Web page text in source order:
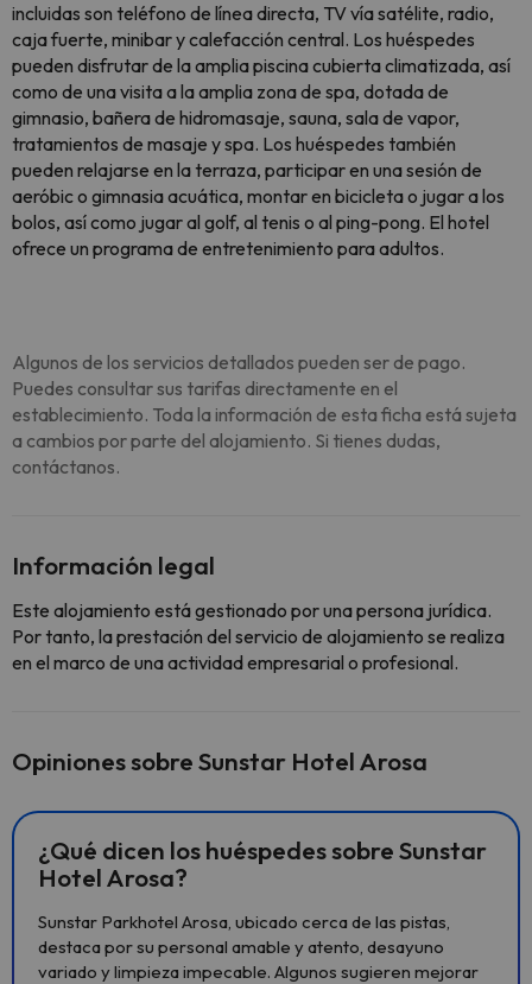
incluidas son teléfono de línea directa, TV vía satélite, radio,
caja fuerte, minibar y calefacción central. Los huéspedes
pueden disfrutar de la amplia piscina cubierta climatizada, así
como de una visita a la amplia zona de spa, dotada de
gimnasio, bañera de hidromasaje, sauna, sala de vapor,
tratamientos de masaje y spa. Los huéspedes también
pueden relajarse en la terraza, participar en una sesión de
aeróbic o gimnasia acuática, montar en bicicleta o jugar a los
bolos, así como jugar al golf, al tenis o al ping-pong. El hotel
ofrece un programa de entretenimiento para adultos.
Algunos de los servicios detallados pueden ser de pago.
Puedes consultar sus tarifas directamente en el
establecimiento. Toda la información de esta ficha está sujeta
a cambios por parte del alojamiento. Si tienes dudas,
contáctanos.
Información legal
Este alojamiento está gestionado por una persona jurídica.
Por tanto, la prestación del servicio de alojamiento se realiza
en el marco de una actividad empresarial o profesional.
Opiniones sobre Sunstar Hotel Arosa
¿Qué dicen los huéspedes sobre Sunstar
Hotel Arosa?
Sunstar Parkhotel Arosa, ubicado cerca de las pistas,
destaca por su personal amable y atento, desayuno
variado y limpieza impecable. Algunos sugieren mejorar